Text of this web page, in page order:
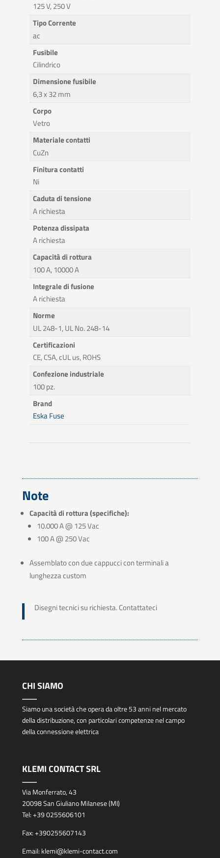
125 V, 250 V
Tipo Corrente
ac
Fusibile
Cilindrico
Dimensione fusibile
6,3 x 32 mm
Corpo
Vetro
Materiale contatti
CuZn
Finitura contatti
Ni
Caduta di tensione
A richiesta
Potenza dissipata
A richiesta
Capacità di rottura
100 A, 10000 A
Integrale di fusione
A richiesta
Norme
UL 248-1, UL No. 248-14
Certificazioni
CE, CSA, cUL us, ROHS
Confezione industriale
100 pz.
Brand
Eska Fuse
Note
Capacità di rottura (specifiche):
10.000 A @ 125 Vac
100 A @ 250 Vac
Assemblato con due cappucci con terminali a
lunghezza custom
Disegni tecnici su richiesta. Contattateci
CHI SIAMO
Siamo una società che opera da oltre 53 anni nel mercato
della distribuzione, con particolari competenze nel campo
della connessione elettrica
KLEMI CONTACT SRL
Via Monferrato, 43
20098 San Giuliano Milanese (MI)
Tel:+39 0255606101
Fax:+390255607143
Email: klemi@klemi-contact.com